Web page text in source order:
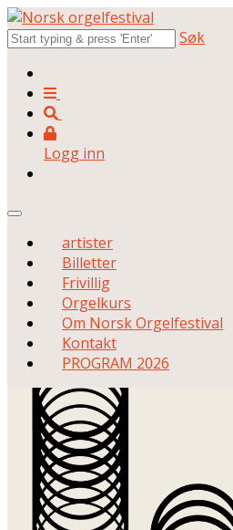
Søk
Logg inn
artister
Billetter
Frivillig
Orgelkurs
Om Norsk Orgelfestival
Kontakt
PROGRAM 2026